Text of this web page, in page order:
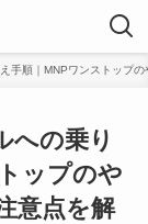
手順｜MNPワンストップ
への乗り
ップのや
意点を解